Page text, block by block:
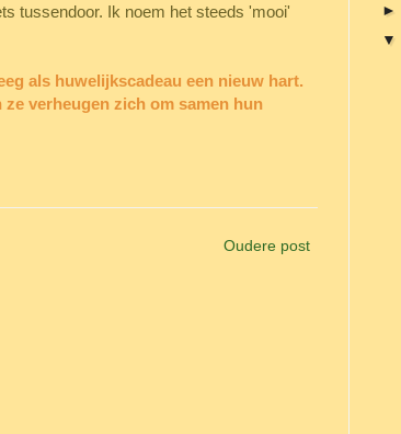
tussendoor. Ik noem het steeds 'mooi'
als huwelijkscadeau een nieuw hart.
verheugen zich om samen hun
Oudere post
►
▼